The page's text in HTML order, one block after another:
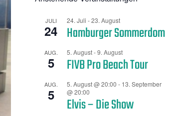
JULI
24
24. Juli -23. August
Hamburger Sommerdom
AUG.
5
5. August-9. August
FIVB Pro Beach Tour
AUG.
5
5. August @ 20:00 - 13. September
@ 20:00
Elvis – Die Show